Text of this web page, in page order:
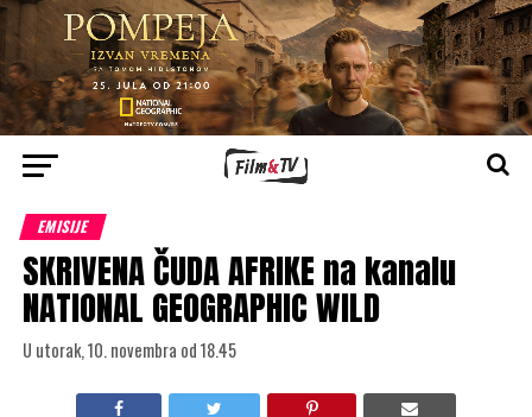
EMISIJE
SKRIVENA ČUDA AFRIKE na kanalu
NATIONAL GEOGRAPHIC WILD
U utorak, 10. novembra od 18.45